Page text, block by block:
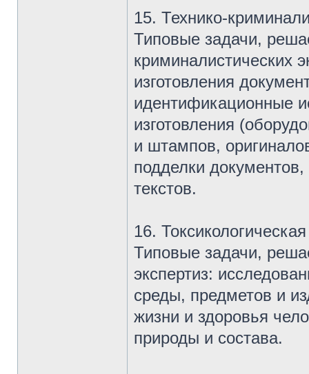
15. Технико-
Типовые задачи,
криминалистических
изготовления
идентификационные
изготовления
и штампов,
подделки
текстов.
16.
Типовые задачи,
экспертиз:
среды, предметов и
жизни и здоровья
природы и состава.